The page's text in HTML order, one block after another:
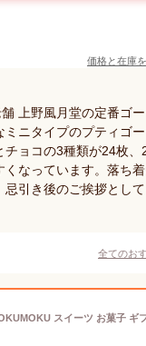
価格と在庫を
上野風月堂の定番ゴ
ミニタイプのプティゴ
チョコの3種類が24枚、
くなっています。落ち
忌引き後のご挨拶とし
全てのお